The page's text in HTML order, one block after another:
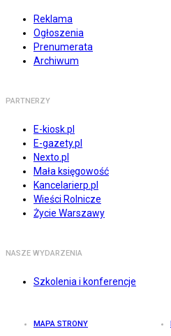
Reklama
Ogłoszenia
Prenumerata
Archiwum
PARTNERZY
E-kiosk.pl
E-gazety.pl
Nexto.pl
Mała księgowość
Kancelarierp.pl
Wieści Rolnicze
Życie Warszawy
NASZE WYDARZENIA
Szkolenia i konferencje
MAPA STRONY